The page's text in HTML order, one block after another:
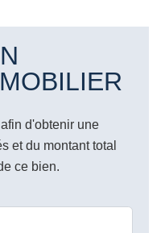
d'obtenir une
et du montant total
ce bien.